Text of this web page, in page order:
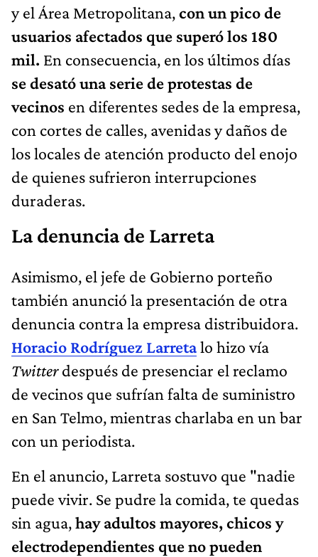
y el Área Metropolitana,con un pico de
usuarios afectados que superó los 180
mil. En consecuencia, en los últimos días
se desató una serie de protestas de
vecinos en diferentes sedes de la empresa,
con cortes de calles, avenidas y daños de
los locales de atención producto del enojo
de quienes sufrieron interrupciones
duraderas.
La denuncia de Larreta
Asimismo, el jefe de Gobierno porteño
también anunció la presentación de otra
denuncia contra la empresa distribuidora.
Horacio Rodríguez Larretalo hizo vía
Twitterdespués de presenciar el reclamo
de vecinos que sufrían falta de suministro
en San Telmo, mientras charlaba en un bar
con un periodista.
En el anuncio, Larreta sostuvo que "nadie
puede vivir. Se pudre la comida, te quedas
sin agua,hay adultos mayores, chicos y
electrodependientes que no pueden